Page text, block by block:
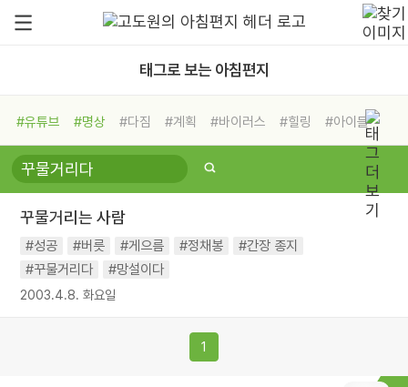
태그로 보는 아침편지
#유튜브 #명상 #다짐 #계획 #바이러스 #힐링
#아이들
#비전캠프
#독서캠프 #삶
#희망
#나눔 #친구 #링컨학교
#독서
#건강 #면역력
꾸물거리는 사람
#성공 #버릇 #게으름 #정채봉
#간장 종지
#꾸물거리다
#망설이다
2003.4.8. 화요일
1